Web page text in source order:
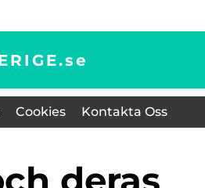
se
Cookies Kontakta Oss